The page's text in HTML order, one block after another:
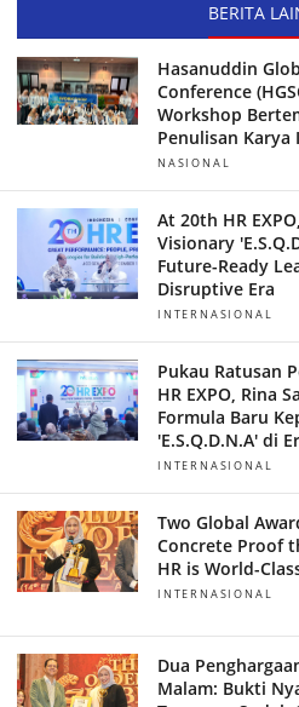
BERITA
Hasanuddin
Conference
Workshop
Penulisan Karya
NASIONAL
At 20th HR
Visionary
Future-Ready
Disruptive Era
INTERNASIONAL
Pukau Ratusan
HR EXPO, Rina
Formula Baru
'E.S.Q.D.N.A' di
INTERNASIONAL
Two Global
Concrete Proof
HR is World-
INTERNASIONAL
Dua
Malam: Bukti